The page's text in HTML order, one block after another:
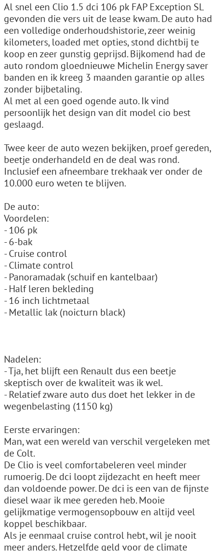
Al snel een Clio 1.5 dci 106 pk FAP Exception SL
gevonden die vers uit de lease kwam. De auto had
een volledige onderhoudshistorie, zeer weinig
kilometers, loaded met opties, stond dichtbij te
koop en zeer gunstig geprijsd. Bijkomend had de
auto rondom gloednieuwe Michelin Energy saver
banden en ik kreeg 3 maanden garantie op alles
zonder bijbetaling.
Al met al een goed ogende auto. Ik vind
persoonlijk het design van dit model cio best
geslaagd.
Twee keer de auto wezen bekijken, proef gereden,
beetje onderhandeld en de deal was rond.
Inclusief een afneembare trekhaak ver onder de
10.000 euro weten te blijven.
De auto:
Voordelen:
- 106 pk
- 6-bak
- Cruise control
- Climate control
- Panoramadak (schuif en kantelbaar)
- Half leren bekleding
- 16 inch lichtmetaal
- Metallic lak (noicturn black)
Nadelen:
- Tja, het blijft een Renault dus een beetje
skeptisch over de kwaliteit was ik wel.
- Relatief zware auto dus doet het lekker in de
wegenbelasting (1150 kg)
Eerste ervaringen:
Man, wat een wereld van verschil vergeleken met
de Colt.
De Clio is veel comfortabeleren veel minder
rumoerig. De dci loopt zijdezacht en heeft meer
dan voldoende power. De dci is een van de fijnste
diesel waar ik mee gereden heb. Mooie
gelijkmatige vermogensopbouw en altijd veel
koppel beschikbaar.
Als je eenmaal cruise control hebt, wil je nooit
meer anders. Hetzelfde geld voor de climate